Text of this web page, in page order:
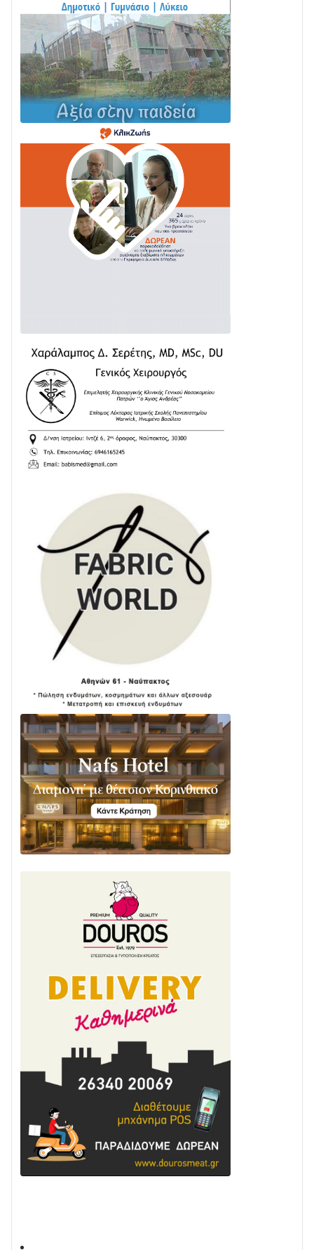
Στο σκοτάδι μεγάλο μέρος στο Λυγιά Ναυπάκτου
04/08 • 19:47
Σε τροχιά υλοποίησης η Παράκαμψη του Κέντρου
της Ναυπάκτου
04/08 • 12:08
Σε φουλ ρυθμούς το τμήμα Βόνιτσα – Άγιος Νικόλαος
| Αυτοψία Καββαδά
Με Αρχιερατική Λαμπρότητα η Πανήγυρη της
Μεταμορφώσεως του Σωτήρος στο Γολέμι
03/08 • 07:45
Ενισχύεται η Πολιτική Προστασία στο Δήμο Αγρινίου
με δύο νέα υδροφόρα οχήματα
02/08 • 18:26
Διαβάστε την «Ναυπακτία» που κυκλοφορεί
24/07 • 11:31